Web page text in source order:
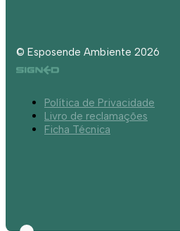
© Esposende Ambiente 2026
Política de Privacidade
Livro de reclamações
Ficha Técnica